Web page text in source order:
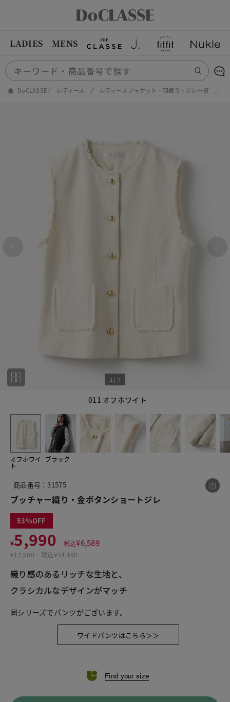
LADIES MENS
DoCLASSE レディース レディース ジャケット・羽織り・ジレ一覧
011 オフホワイト
1 | 9
オフホワイ
ト
ブラック
商品番号：31575
ブッチャー織り・金ボタンショートジレ
53
¥5,990 税込¥6,589
¥12,900 税込¥14,190
織り感のあるリッチな生地と、
クラシカルなデザインがマッチ
同シリーズでパンツがございます。
ワイドパンツはこちら＞＞
Find your size
この商品をシェアする
¥5,990 税込¥6,589
LINE X